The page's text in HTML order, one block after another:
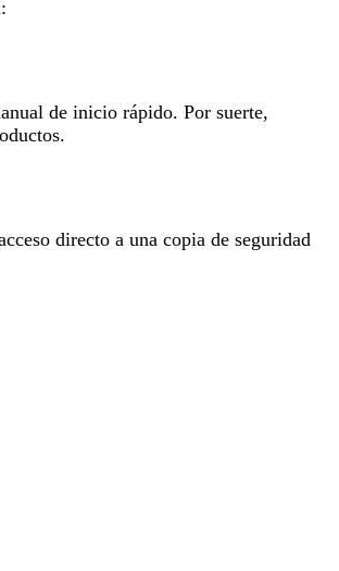
de inicio rápido. Por suerte,
directo a una copia de seguridad